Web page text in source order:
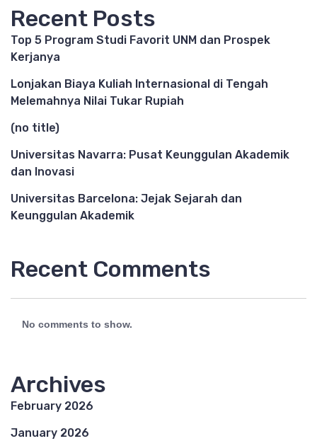
Recent Posts
Top 5 Program Studi Favorit UNM dan Prospek
Kerjanya
Lonjakan Biaya Kuliah Internasional di Tengah
Melemahnya Nilai Tukar Rupiah
(no title)
Universitas Navarra: Pusat Keunggulan Akademik
dan Inovasi
Universitas Barcelona: Jejak Sejarah dan
Keunggulan Akademik
Recent Comments
No comments to show.
Archives
February 2026
January 2026